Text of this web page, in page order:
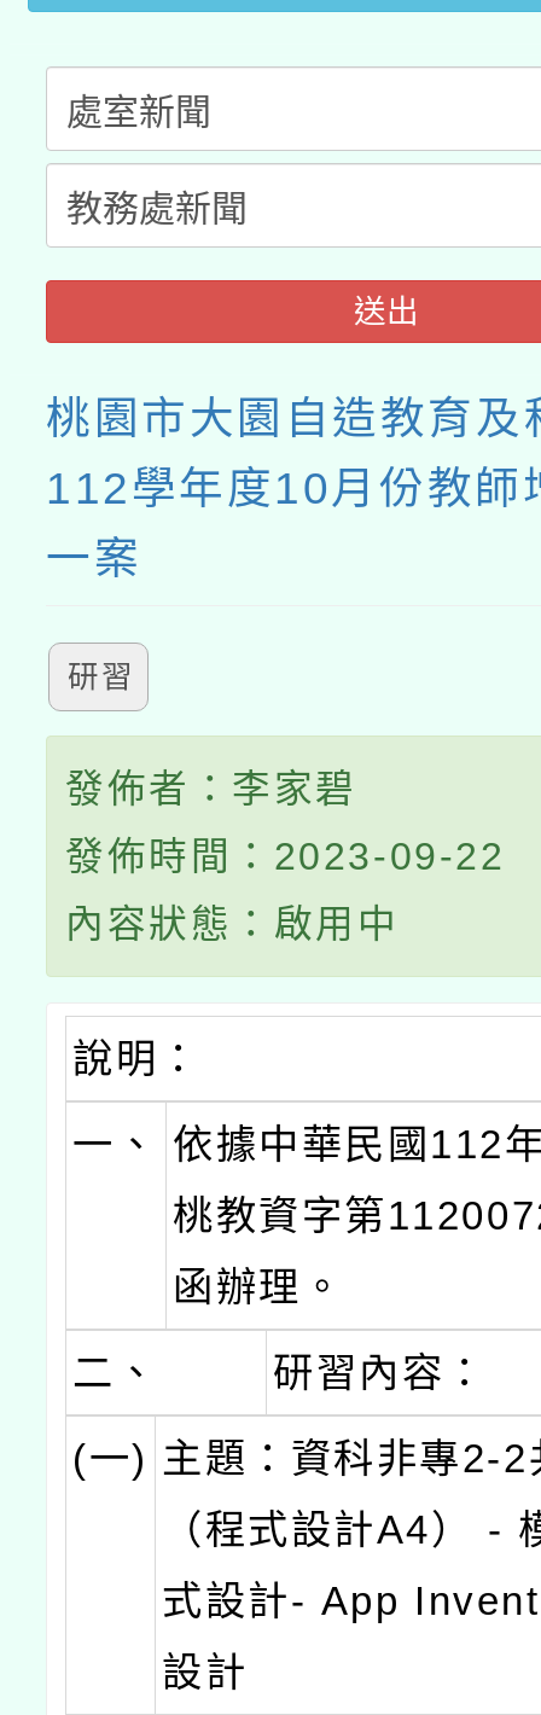
接種之民眾」措施，延
月28日止
送出
桃園市大園自造教育及
112學年度10月份教師
一案
研習
發佈者：李家碧
發佈時間：2023-09-22
內容狀態：啟用中
說明：
一、
依據中華民國112
桃教資字第
函辦理。
二、
研習內容：
(一) 主題：資科非專2-2
（程式設計A4） -
式設計- App
設計